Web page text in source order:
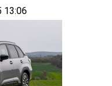
13:06